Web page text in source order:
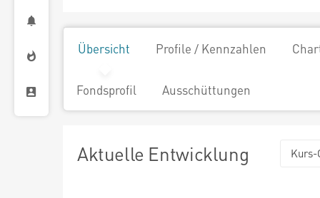
Übersicht Profile / Kennzahlen
Fondsprofil Ausschüttungen
Aktuelle Entwicklung Kurs-